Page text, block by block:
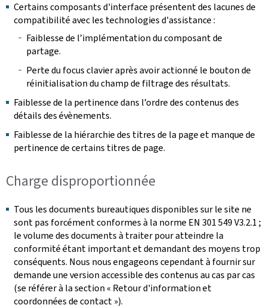
Certains composants d'interface présentent des lacunes de
compatibilité avec les technologies d'assistance :
Faiblesse de l’implémentation du composant de
partage.
Perte du focus clavier après avoir actionné le bouton de
réinitialisation du champ de filtrage des résultats.
Faiblesse de la pertinence dans l’ordre des contenus des
détails des évènements.
Faiblesse de la hiérarchie des titres de la page et manque de
pertinence de certains titres de page.
Charge disproportionnée
Tous les documents bureautiques disponibles sur le site ne
sont pas forcément conformes à la norme EN 301 549 V3.2.1 ;
le volume des documents à traiter pour atteindre la
conformité étant important et demandant des moyens trop
conséquents. Nous nous engageons cependant à fournir sur
demande une version accessible des contenus au cas par cas
(se référer à la section « Retour d'information et
coordonnées de contact »).